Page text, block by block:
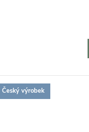
Český výrobek